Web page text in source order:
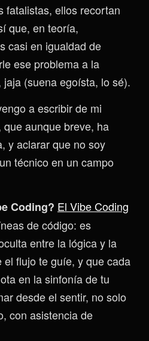
fatalistas, ellos recortan
que, en teoría,
casi en igualdad de
ese problema a la
(suena egoísta, lo sé).
a escribir de mi
aunque breve, ha
y aclarar que no soy
técnico en un campo
Coding? El Vibe Coding
de código: es
entre la lógica y la
flujo te guíe, y que cada
en la sinfonía de tu
desde el sentir, no solo
con asistencia de